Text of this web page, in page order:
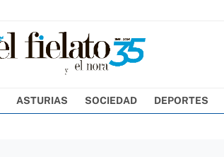
ASTURIAS SOCIEDAD DEPORTES